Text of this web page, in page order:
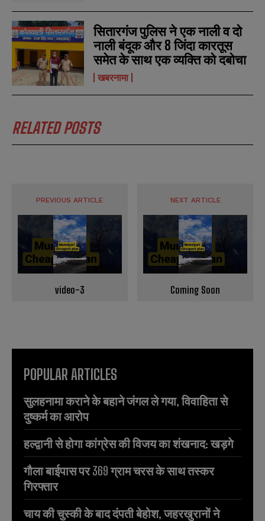
N
a
m
e
*
E
m
a
iN
m
b
N
a
m
e
*
E
m
a
iN
m
b
सितारगंज पुलिस ने एक नाली व दो
नाली बंदूक और 8 जिंदा कारतूस
समेत के साथ एक व्यक्ति को दबोचा
खबरनामा
RELATED POSTS
PREVIOUS ARTICLE
video-3
NEXT ARTICLE
Coming Soon
POPULAR ARTICLES
सुलहनामा कराने के बहाने जंगल ले गया, विवाहिता से
दुष्कर्म का आरोप
हल्द्वानी से होगा कांग्रेस की विजय का शंखनाद: खड़गे
गौला बाईपास पर 369 ग्राम चरस के साथ तस्कर
गिरफ्तार
चाय की चुस्की के बाद दंपती बेहोश, जहरखुरानों ने